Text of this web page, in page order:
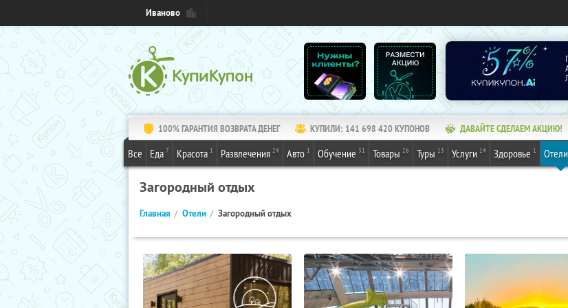
Иваново
100% ГАРАНТИЯ ВОЗВРАТА ДЕНЕГ КУПИЛИ: 141 698 420КУПОНОВ ДАВАЙТЕ СДЕЛАЕМ АКЦИЮ!
Все Еда 7 Красота 1 Развлечения 24 Авто 1 Обучение 31 Товары 26 Туры 13 Услуги 14 Здоровье 1 Отели
Загородный отдых
Главная Отели Загородный отдых